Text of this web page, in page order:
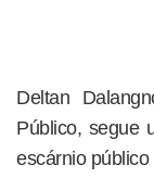
Deltan
Público, segue
escárnio